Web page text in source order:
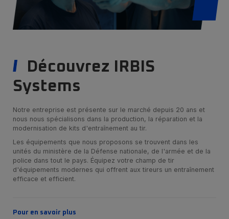
Découvrez IRBIS
Systems
Notre entreprise est présente sur le marché depuis 20 ans et
nous nous spécialisons dans la production, la réparation et la
modernisation de kits d'entraînement au tir.
Les équipements que nous proposons se trouvent dans les
unités du ministère de la Défense nationale, de l'armée et de la
police dans tout le pays. Équipez votre champ de tir
d'équipements modernes qui offrent aux tireurs un entraînement
efficace et efficient.
Pour en savoir plus